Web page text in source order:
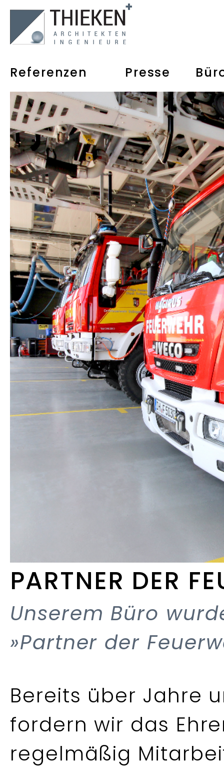
Referenzen Presse
PARTNER DER
Unserem Büro
»Partner der
Bereits über Jahre
fordern wir das
regelmäßig